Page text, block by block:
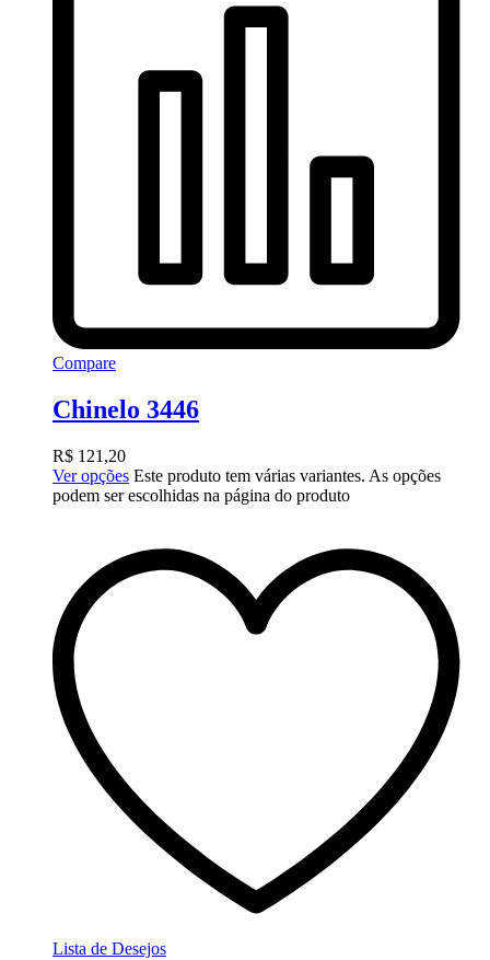
Compare
Chinelo 3446
R$ 121,20
Ver opções Este produto tem várias variantes. As opções
podem ser escolhidas na página do produto
Lista de Desejos